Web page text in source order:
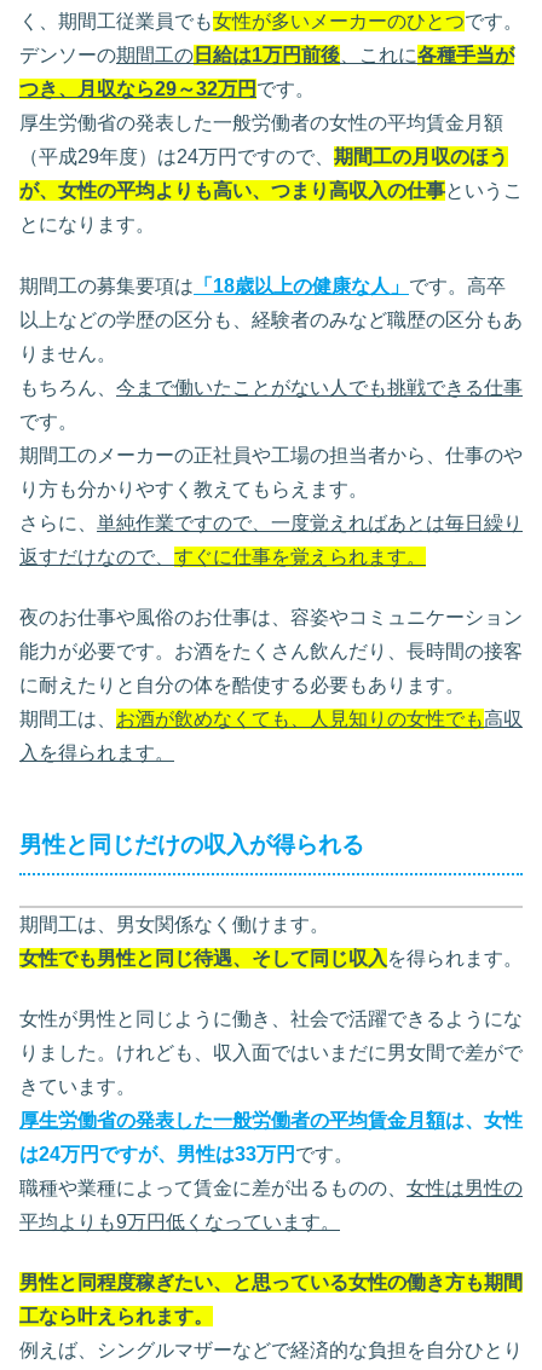
く、期間工従業員でも女性が多いメーカーのひとつです。
デンソーの期間工の 日給は1万円前後 、これに各種手当が
つき、月収なら29～32万円 です。
厚生労働省の発表した一般労働者の女性の平均賃金月額
（平成29年度）は24万円ですので、 期間工の月収のほう
が、女性の平均よりも高い、つまり高収入の仕事というこ
とになります。
期間工の募集要項は 「18歳以上の健康な人」 です。高卒
以上などの学歴の区分も、経験者のみなど職歴の区分もあ
りません。
もちろん、 今まで働いたことがない人でも挑戦できる仕事
です。
期間工のメーカーの正社員や工場の担当者から、仕事のや
り方も分かりやすく教えてもらえます。
さらに、 単純作業ですので、一度覚えればあとは毎日繰り
返すだけなので、 すぐに仕事を覚えられます。
夜のお仕事や風俗のお仕事は、容姿やコミュニケーション
能力が必要です。お酒をたくさん飲んだり、長時間の接客
に耐えたりと自分の体を酷使する必要もあります。
期間工は、 お酒が飲めなくても、人見知りの女性でも高収
入を得られます。
男性と同じだけの収入が得られる
期間工は、男女関係なく働けます。
女性でも男性と同じ待遇、そして同じ収入 を得られます。
女性が男性と同じように働き、社会で活躍できるようにな
りました。けれども、収入面ではいまだに男女間で差がで
きています。
厚生労働省の発表した一般労働者の平均賃金月額は、女性
は24万円ですが、男性は33万円 です。
職種や業種によって賃金に差が出るものの、 女性は男性の
平均よりも9万円低くなっています。
男性と同程度稼ぎたい、と思っている女性の働き方も期間
工なら叶えられます。
例えば、シングルマザーなどで経済的な負担を自分ひとり